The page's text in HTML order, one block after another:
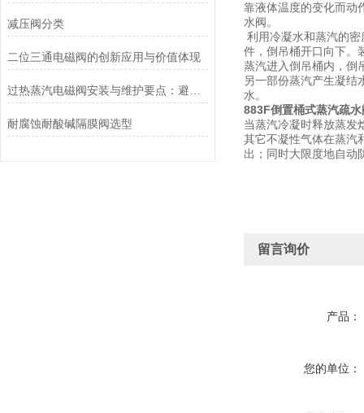
减压阀分类
二位三通电磁阀的创新应用与价值体现
耐腐蚀耐酸碱隔膜阀选型
靠液体温度的变化而动
水阀。
利用冷凝水和蒸汽的
件，倒吊桶开口向下。
蒸汽进入倒吊桶内，倒
另一部份蒸汽产生凝结
水。
883F倒置桶式蒸汽疏水
当蒸汽冷凝时释放蒸发
其它不凝性气体在蒸汽
出；同时大限度地自动
留言询价
产品：
您的单位：